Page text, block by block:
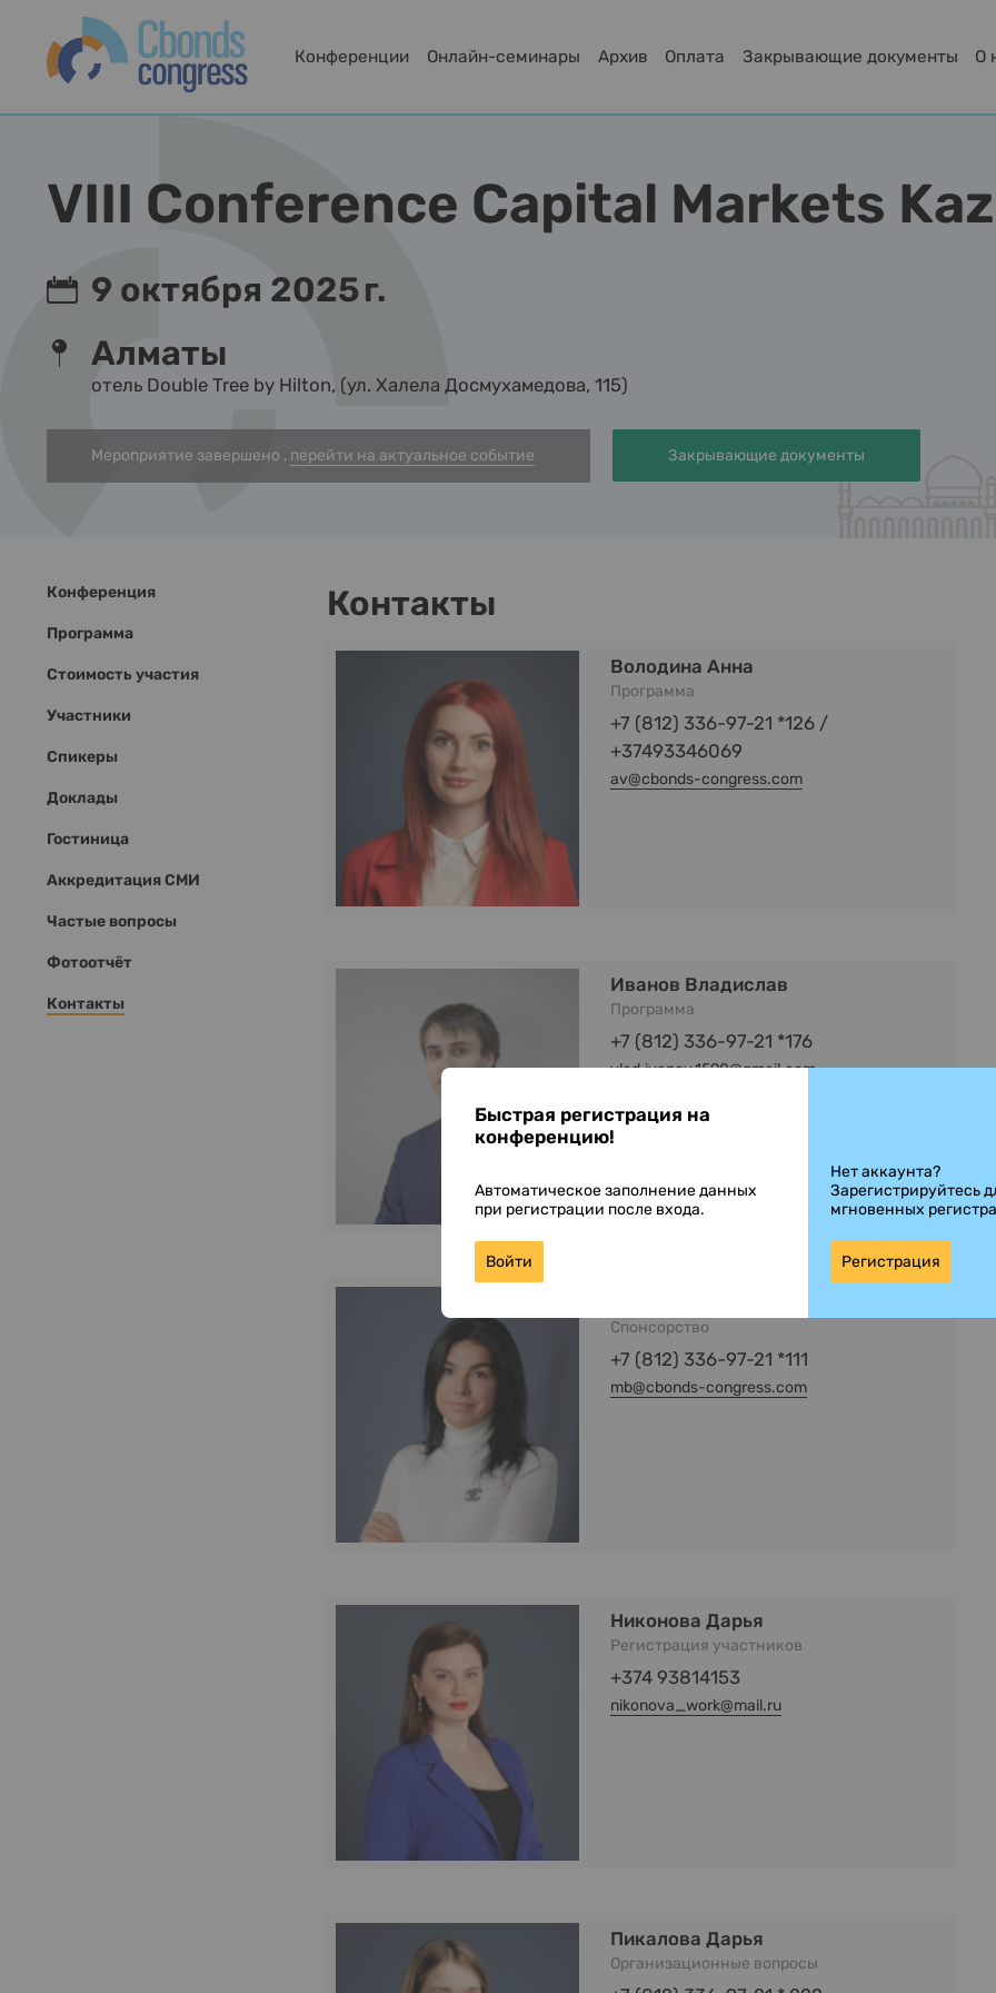
Конференции Онлайн-семинары Архив Оплата Закрывающие документы О
VIII Conference Capital Markets
9 октября 2025 г.
Алматы
отель Double Tree by Hilton, (ул. Халела Досмухамедова, 115)
Мероприятие завершено , перейти на актуальное событие Закрывающие документы
Конференция
Программа
Стоимость участия
Участники
Спикеры
Доклады
Гостиница
Аккредитация СМИ
Частые вопросы
Фотоотчёт
Контакты
Контакты
Володина Анна
Программа
+7 (812) 336-97-21 *126 /
+37493346069
av@cbonds-congress.com
Иванов Владислав
Программа
+7 (812) 336-97-21 *176
vlad.ivanov.1590@gmail.com
Спонсорство
+7 (812) 336-97-21 *111
mb@cbonds-congress.com
Никонова Дарья
Регистрация участников
+374 93814153
nikonova_work@mail.ru
Пикалова Дарья
Организационные вопросы
Быстрая регистрация на
конференцию!
Автоматическое заполнение данных
при регистрации после входа.
Войти
Нет аккаунта?
Зарегистрируйтесь
мгновенных
Регистрация